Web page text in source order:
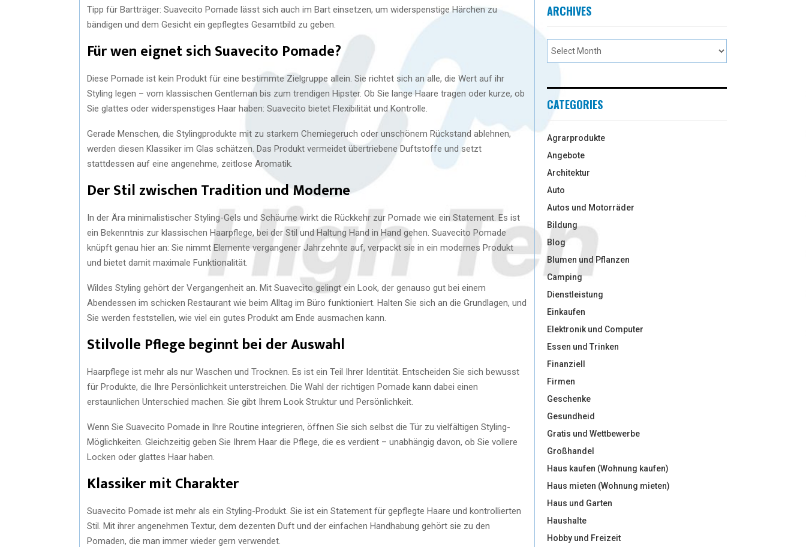
Tipp für Bartträger: Suavecito Pomade lässt sich auch im Bart einsetzen, um widerspenstige Härchen zu
bändigen und dem Gesicht ein gepflegtes Gesamtbild zu geben.
Für wen eignet sich Suavecito Pomade?
Diese Pomade ist kein Produkt für eine bestimmte Zielgruppe allein. Sie richtet sich an alle, die Wert auf ihr
Styling legen – vom klassischen Gentleman bis zum trendigen Hipster. Ob Sie lange Haare tragen oder kurze, ob
Sie glattes oder widerspenstiges Haar haben: Suavecito bietet Flexibilität und Kontrolle.
Gerade Menschen, die Stylingprodukte mit zu starkem Chemiegeruch oder unschönem Rückstand ablehnen,
werden diesen Klassiker im Glas schätzen. Das Produkt vermeidet übertriebene Duftstoffe und setzt
stattdessen auf eine angenehme, zeitlose Aromatik.
Der Stil zwischen Tradition und Moderne
In der Ära minimalistischer Styling-Gels und Schäume wirkt die Rückkehr zur Pomade wie ein Statement. Es ist
ein Bekenntnis zur klassischen Haarpflege, bei der Stil und Haltung Hand in Hand gehen. Suavecito Pomade
knüpft genau hier an: Sie nimmt Elemente vergangener Jahrzehnte auf, verpackt sie in ein modernes Produkt
und bietet damit maximale Funktionalität.
Wildes Styling gehört der Vergangenheit an. Mit Suavecito gelingt ein Look, der genauso gut bei einem
Abendessen im schicken Restaurant wie beim Alltag im Büro funktioniert. Halten Sie sich an die Grundlagen, und
Sie werden feststellen, wie viel ein gutes Produkt am Ende ausmachen kann.
Stilvolle Pflege beginnt bei der Auswahl
Haarpflege ist mehr als nur Waschen und Trocknen. Es ist ein Teil Ihrer Identität. Entscheiden Sie sich bewusst
für Produkte, die Ihre Persönlichkeit unterstreichen. Die Wahl der richtigen Pomade kann dabei einen
erstaunlichen Unterschied machen. Sie gibt Ihrem Look Struktur und Persönlichkeit.
Wenn Sie Suavecito Pomade in Ihre Routine integrieren, öffnen Sie sich selbst die Tür zu vielfältigen Styling-
Möglichkeiten. Gleichzeitig geben Sie Ihrem Haar die Pflege, die es verdient – unabhängig davon, ob Sie vollere
Locken oder glattes Haar haben.
Klassiker mit Charakter
Suavecito Pomade ist mehr als ein Styling-Produkt. Sie ist ein Statement für gepflegte Haare und kontrollierten
Stil. Mit ihrer angenehmen Textur, dem dezenten Duft und der einfachen Handhabung gehört sie zu den
Pomaden, die man immer wieder gern verwendet.
ARCHIVES
CATEGORIES
Agrarprodukte
Angebote
Architektur
Auto
Autos und Motorräder
Bildung
Blog
Blumen und Pflanzen
Camping
Dienstleistung
Einkaufen
Elektronik und Computer
Essen und Trinken
Finanziell
Firmen
Geschenke
Gesundheid
Gratis und Wettbewerbe
Großhandel
Haus kaufen (Wohnung kaufen)
Haus mieten (Wohnung mieten)
Haus und Garten
Haushalte
Hobby und Freizeit